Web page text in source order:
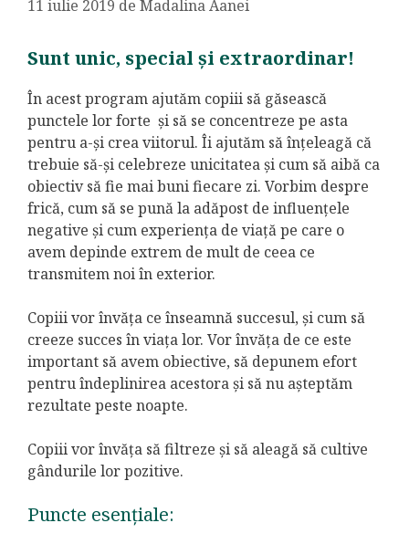
11 iulie 2019 de Madalina Aanei
Sunt unic, special și extraordinar!
În acest program ajutăm copiii să găsească
punctele lor forte și să se concentreze pe asta
pentru a-și crea viitorul. Îi ajutăm să înțeleagă că
trebuie să-și celebreze unicitatea și cum să aibă ca
obiectiv să fie mai buni fiecare zi. Vorbim despre
frică, cum să se pună la adăpost de influențele
negative și cum experiența de viață pe care o
avem depinde extrem de mult de ceea ce
transmitem noi în exterior.
Copiii vor învăța ce înseamnă succesul, și cum să
creeze succes în viața lor. Vor învăța de ce este
important să avem obiective, să depunem efort
pentru îndeplinirea acestora și să nu așteptăm
rezultate peste noapte.
Copiii vor învăța să filtreze și să aleagă să cultive
gândurile lor pozitive.
Puncte esențiale: